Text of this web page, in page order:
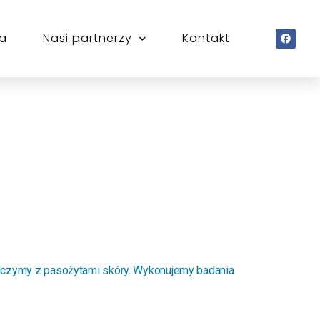
Nasi partnerzy Kontakt
z pasożytami skóry. Wykonujemy badania